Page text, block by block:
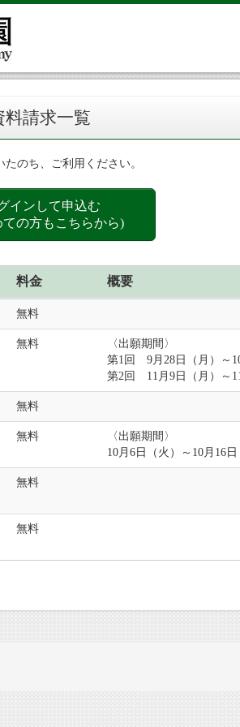
請求一覧
のち、ご利用ください。
インして申込む
ての方もこちらから)
料金 概要
無料
無料
〈出願期間〉
第1回 9月28日（月）～
第2回 11月9日（月）～
無料
無料
〈出願期間〉
10月6日（火）～10月16
無料
無料